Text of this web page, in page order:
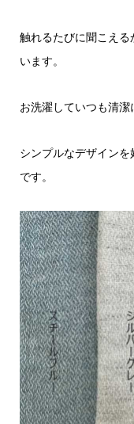
触れるたびに聞こえ
います。
お洗濯していつも清潔
シンプルなデザイン
です。